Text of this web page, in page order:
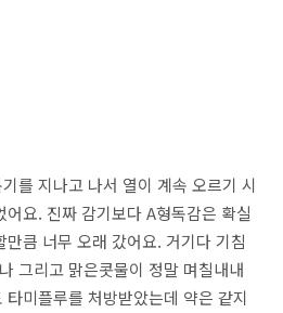
를 지나고 나서 열이 계속 오르기 시
요. 진짜 감기보다 A형독감은 확실
큼 너무 오래 갔어요. 거기다 기침
그리고 맑은콧물이 정말 며칠내내
미플루를 처방받았는데 약은 같지